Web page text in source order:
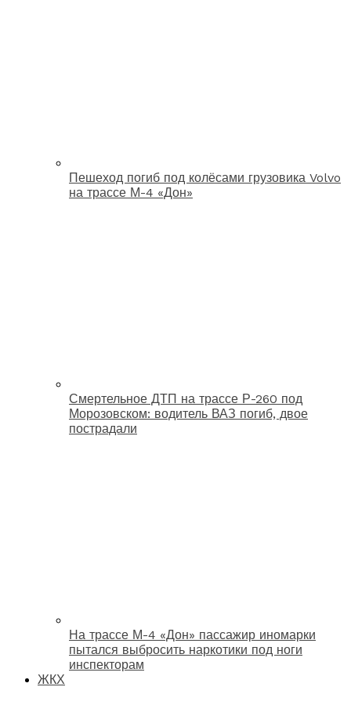
Пешеход погиб под колёсами грузовика Volvo
на трассе М-4 «Дон»
Смертельное ДТП на трассе Р-260 под
Морозовском: водитель ВАЗ погиб, двое
пострадали
На трассе М-4 «Дон» пассажир иномарки
пытался выбросить наркотики под ноги
инспекторам
ЖКХ